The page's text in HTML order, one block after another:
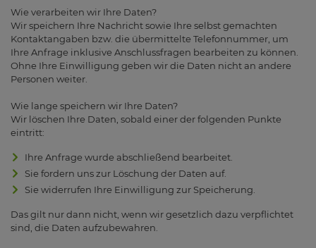
Wie verarbeiten wir Ihre Daten?
Wir speichern Ihre Nachricht sowie Ihre selbst gemachten
Kontaktangaben bzw. die übermittelte Telefonnummer, um
Ihre Anfrage inklusive Anschlussfragen bearbeiten zu können.
Ohne Ihre Einwilligung geben wir die Daten nicht an andere
Personen weiter.
Wie lange speichern wir Ihre Daten?
Wir löschen Ihre Daten, sobald einer der folgenden Punkte
eintritt:
Ihre Anfrage wurde abschließend bearbeitet.
Sie fordern uns zur Löschung der Daten auf.
Sie widerrufen Ihre Einwilligung zur Speicherung.
Das gilt nur dann nicht, wenn wir gesetzlich dazu verpflichtet
sind, die Daten aufzubewahren.